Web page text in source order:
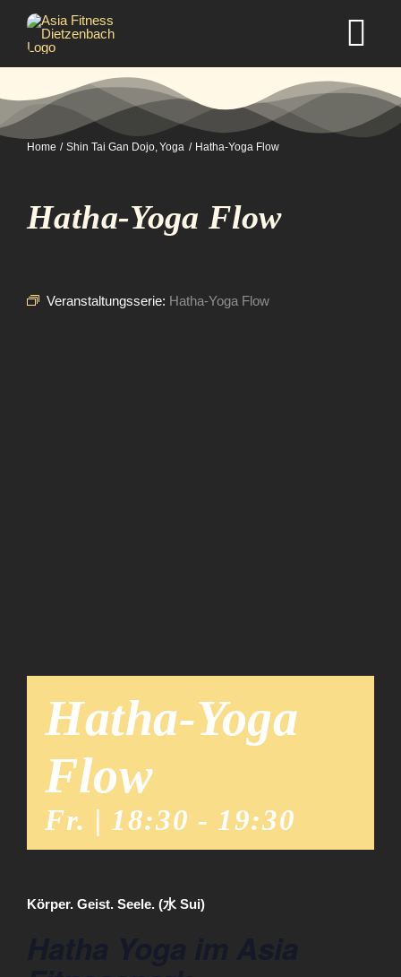
Inhalt
springen
Selbstverteidigung
Home Shin Tai Gan Dojo Yoga Hatha-Yoga Flow
Hatha-Yoga Flow
Veranstaltungsserie: Hatha-Yoga Flow
Hatha-Yoga
Flow
Fr. | 18:30 - 19:30
Körper. Geist. Seele. (水 Sui)